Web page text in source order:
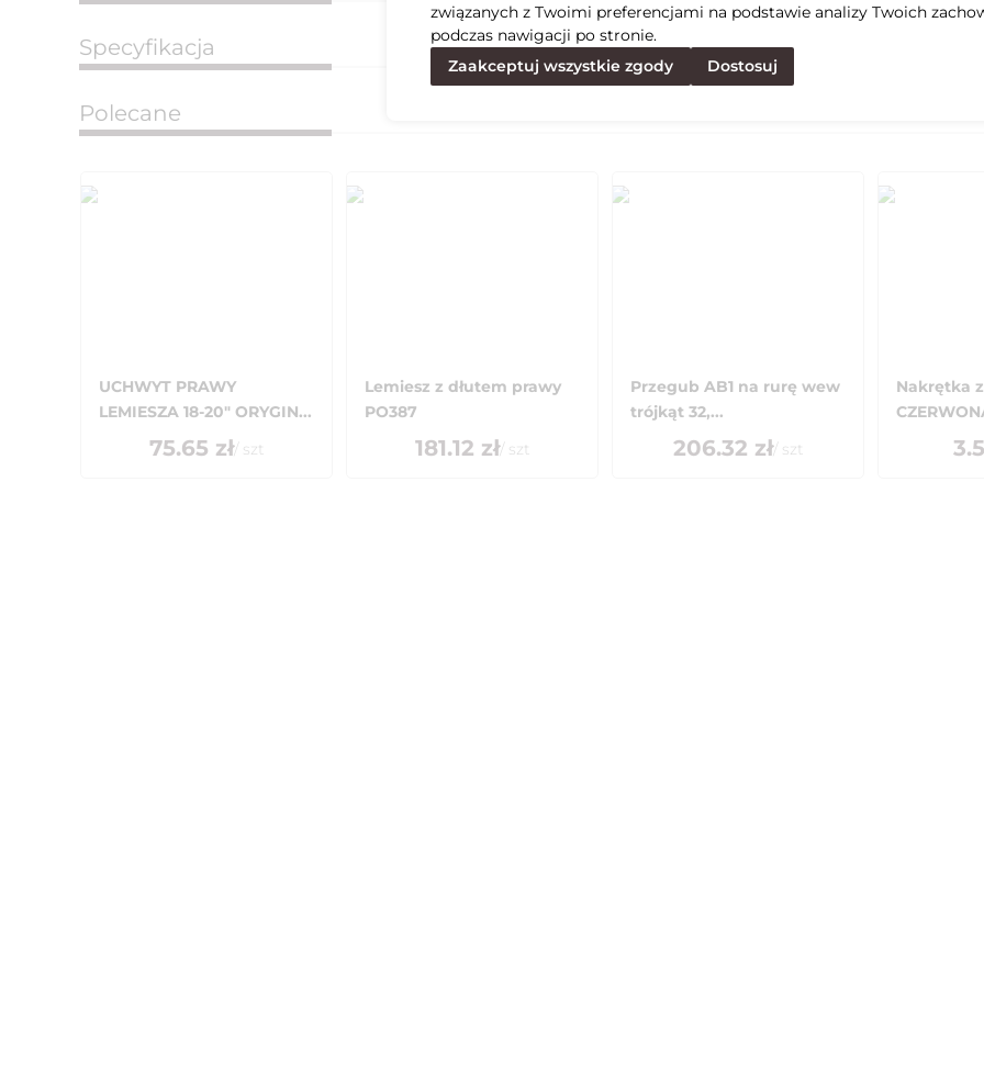
Specyfikacja
Polecane
UCHWYT PRAWY
LEMIESZA 18-20" ORYGIN...
75.65 zł/ szt
Lemiesz z dłutem prawy
PO387
181.12 zł/ szt
Przegub AB1 na rurę wew
trójkąt 32,...
206.32 zł/ szt
Nakrętka
związanych z Twoimi preferencjami na podstawie analizy Twoich
podczas nawigacji po stronie.
Zaakceptuj wszystkie zgody
Dostosuj